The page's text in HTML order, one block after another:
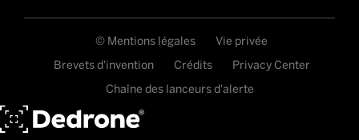
© Mentions légales
Vie privée
Brevets d'invention
Crédits
Privacy Center
Chaîne des lanceurs d'alerte